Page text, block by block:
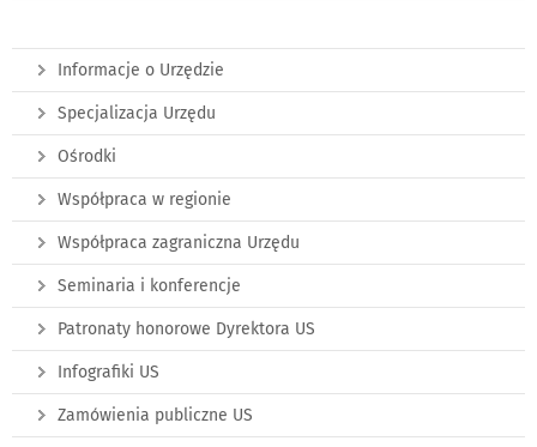
Informacje o Urzędzie
Specjalizacja Urzędu
Ośrodki
Współpraca w regionie
Współpraca zagraniczna Urzędu
Seminaria i konferencje
Patronaty honorowe Dyrektora US
Infografiki US
Zamówienia publiczne US